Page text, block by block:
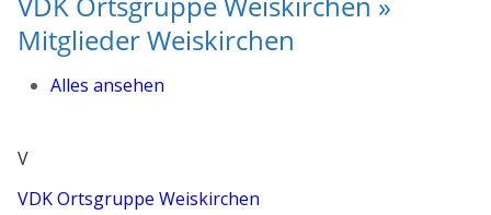
Mitglieder Weiskirchen
Alles ansehen
V
VDK Ortsgruppe Weiskirchen